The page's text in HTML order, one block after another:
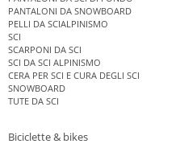
PANTALONI DA SNOWBOARD
PELLI DA SCIALPINISMO
SCI
SCARPONI DA SCI
SCI DA SCI ALPINISMO
CERA PER SCI E CURA DEGLI SCI
SNOWBOARD
TUTE DA SCI
Biciclette & bikes